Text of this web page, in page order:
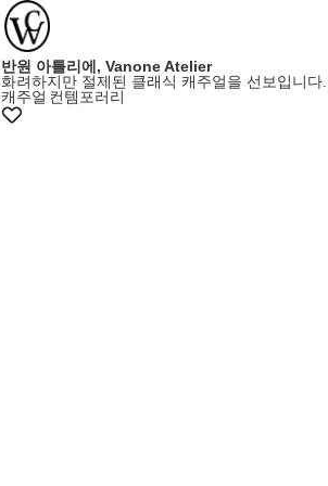
반원 아틀리에, Vanone Atelier
화려하지만 절제된 클래식 캐주얼을 선보입니다.
캐주얼 컨템포러리